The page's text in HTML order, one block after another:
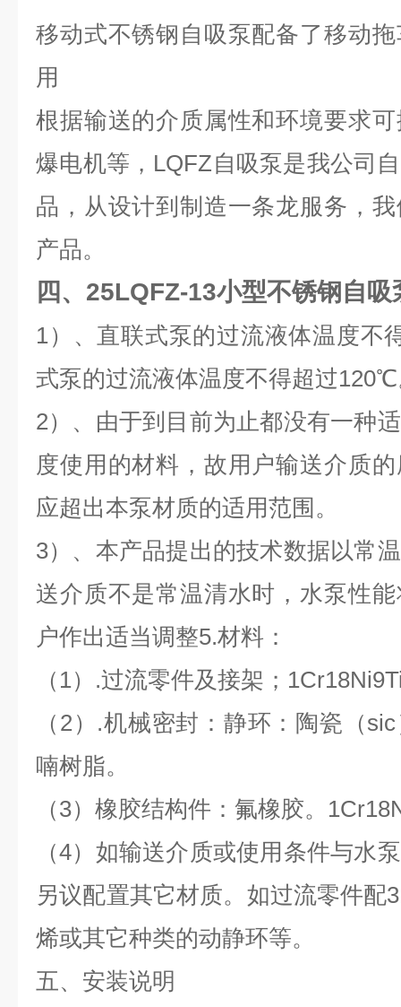
移动式不锈钢自吸泵配备了移动
用
根据输送的介质属性和环境要求
爆电机等，LQFZ自吸泵是我公司
品，从设计到制造一条龙服务，
产品。
四、 25LQFZ-13小型不锈钢自吸
1）、直联式泵的过流液体温度不
式泵的过流液体温度不得超过
2）、由于到目前为止都没有一种
度使用的材料，故用户输送介质
应超出本泵材质的适用范围。
3）、本产品提出的技术数据以常
送介质不是常温清水时，水泵性
户作出适当调整5.材料：
（1）.过流零件及接架；
（2）.机械密封：静环：陶瓷（
喃树脂。
（3）橡胶结构件：氟橡胶。
（4）如输送介质或使用条件与水
另议配置其它材质。如过流零件配
烯或其它种类的动静环等。
五、安装说明